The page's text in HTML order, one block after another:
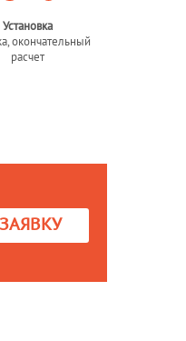
Установка
окончательный
расчет